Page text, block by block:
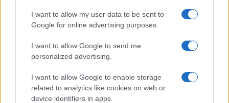
I want to allow my user data to be sent to
Google for online advertising purposes.
I want to allow Google to send me
personalized advertising.
I want to allow Google to enable storage
related to analytics like cookies on web or
device identifiers in apps.